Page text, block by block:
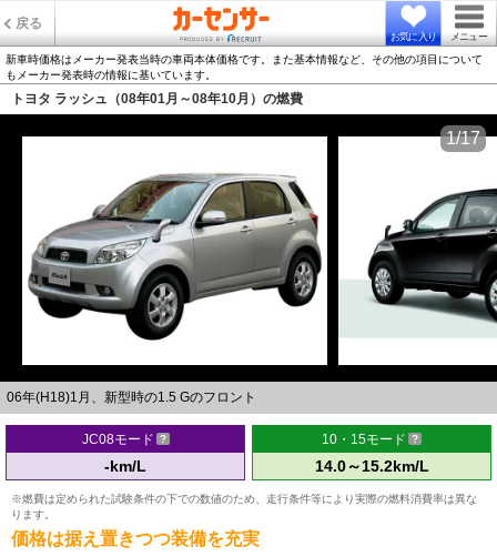
戻る
お気に入り メニュー
新車時価格はメーカー発表当時の車両本体価格です。また基本情報など、その他の項目について
もメーカー発表時の情報に基いています。
トヨタ ラッシュ（08年01月～08年10月）の燃費
06年(H18)1月、新型時の1.5 Gのフロント
1/17
JC08モード
-km/L
10・15モード
14.0～15.2km/L
※燃費は定められた試験条件の下での数値のため、走行条件等により実際の燃料消費率は異な
ります。
価格は据え置きつつ装備を充実